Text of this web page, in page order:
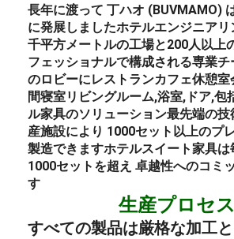
長年に渡って 丁ハオ (BUVMAMO)
に発展しましたホテルエンジニアリ
千平方メートルの工場と200人以上
フェッショナルで構成される専業チ
のロビーにレストランカフェ休憩室
間寝室リビングルーム,浴室,ドア,包
ル家具のソリューション最先端の技
産施設により 1000セット以上のプ
製造できますホテルスイート家具は
1000セットを超え 卓越性へのコミ
す
生産プロセス
すべての製品は厳格な加工